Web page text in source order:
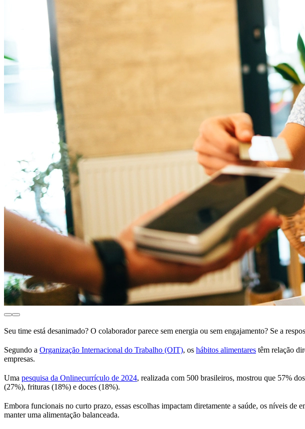
Seu time está desanimado? O colaborador parece sem energia ou sem engajamento? Se a
Segundo a Organização Internacional do Trabalho (OIT), os hábitos alimentares têm relação
empresas.
Uma pesquisa da Onlinecurrículo de 2024, realizada com 500 brasileiros, mostrou que 57%
(27%), frituras (18%) e doces (18%).
Embora funcionais no curto prazo, essas escolhas impactam diretamente a saúde, os níveis
manter uma alimentação balanceada.